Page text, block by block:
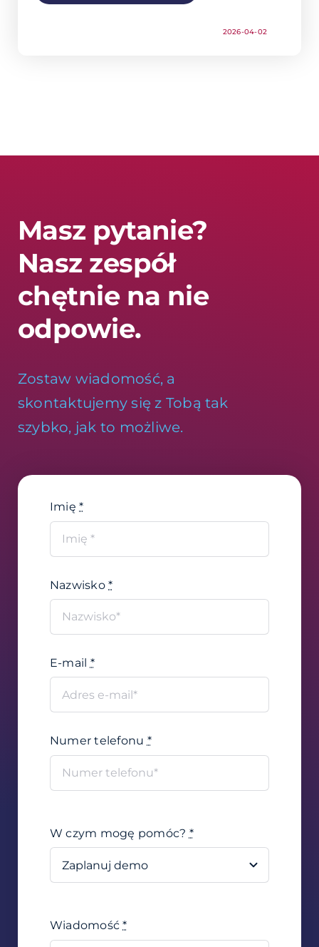
2026-04-02
Masz pytanie?
Nasz zespół
chętnie na nie
odpowie.
Zostaw wiadomość, a
skontaktujemy się z Tobą tak
szybko, jak to możliwe.
Imię*
Nazwisko*
E-mail *
Numer telefonu *
W czym mogę pomóc? *
Wiadomość*